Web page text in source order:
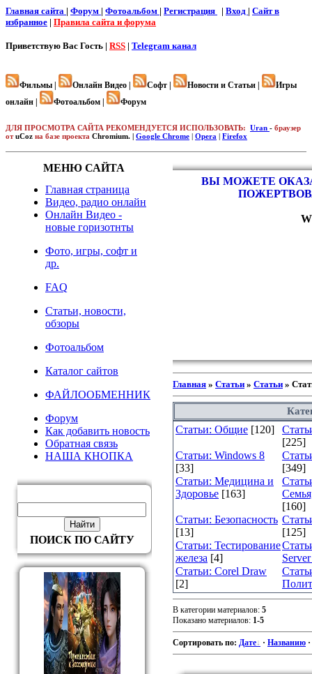
Главная сайта | Форум | Фотоальбом | Регистрация | Вход | Cайт в
избранное | Правила сайта и форума
Приветствую Вас Гость | RSS | Telegram канал
Фильмы | Онлайн Видео | Софт | Новости и Статьи |
Игры
онлайн |
Фотоальбом | Форум
ДЛЯ ПРОСМОТРА САЙТА РЕКОМЕНДУЕТСЯ ИСПОЛЬЗОВАТЬ: Uran - браузер
отuCoz на базе проекта Chromium. | Google Chrome | Opera | Firefox
МЕНЮ САЙТА
Главная страница
Видео, радио онлайн
Онлайн Видео -
новые горизотнты
Фото, игры, софт и
др.
FAQ
Статьи, новости,
обзоры
Фотоальбом
Каталог сайтов
ФАЙЛООБМЕННИК
Форум
Как добавить новость
Обратная связь
НАША КНОПКА
ПОИСК ПО САЙТУ
ВЫ МОЖЕТЕ
Главная » Статьи » Статьи »
Статьи: Общие [120]
[225]
Статьи: Windows 8
[33]
[349]
Статьи: Медицина и
Здоровье [163]
[160]
Статьи: Безопасность
[13]
[125]
Статьи: Тестирование
железа [4]
Статьи: Corel Draw
[2]
В категории материалов: 5
Показано материалов: 1-5
Сортировать по: Дате · Названию ·